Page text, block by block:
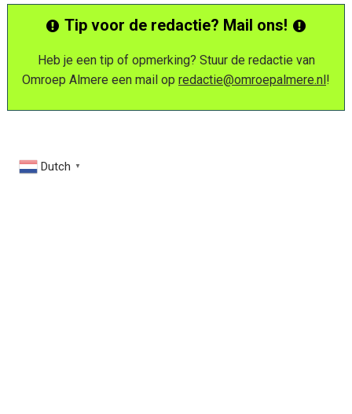
Tip voor de redactie? Mail ons!
Heb je een tip of opmerking? Stuur de redactie van
Omroep Almere een mail op redactie@omroepalmere.nl!
Dutch ▼